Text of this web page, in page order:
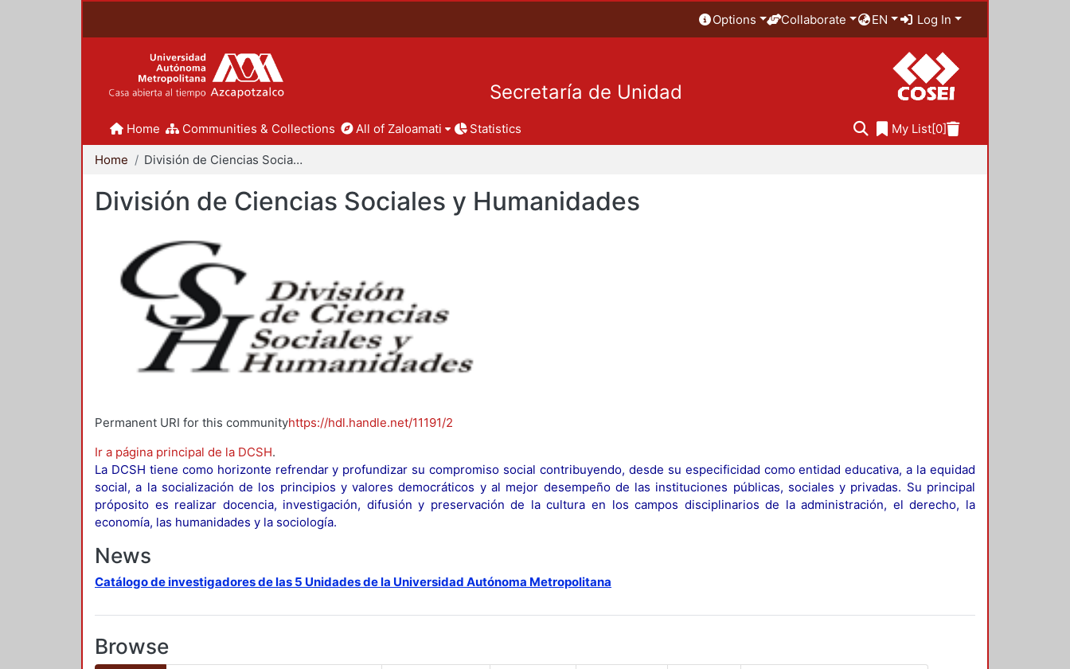
Options Collaborate EN Log In
Secretaría de Unidad
Home Communities & Collections All of Zaloamati Statistics My List[0]
Home División de Ciencias Sociales y Humanidades
División de Ciencias Sociales y Humanidades
Permanent URI for this communityhttps://hdl.handle.net/11191/2
Ir a página principal de la DCSH.
La DCSH tiene como horizonte refrendar y profundizar su compromiso social contribuyendo, desde su especificidad como entidad educativa, a la equidad
social, a la socialización de los principios y valores democráticos y al mejor desempeño de las instituciones públicas, sociales y privadas. Su principal
próposito es realizar docencia, investigación, difusión y preservación de la cultura en los campos disciplinarios de la administración, el derecho, la
economía, las humanidades y la sociología.
News
Catálogo de investigadores de las 5 Unidades de la Universidad Autónoma Metropolitana
Browse